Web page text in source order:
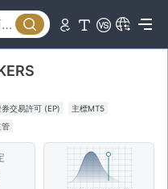
券交易許可 (EP)
主標MT5
管